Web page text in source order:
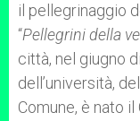
il pellegrinaggio
“Pellegrini della
città, nel giugno
dell’università,
Comune, è nato